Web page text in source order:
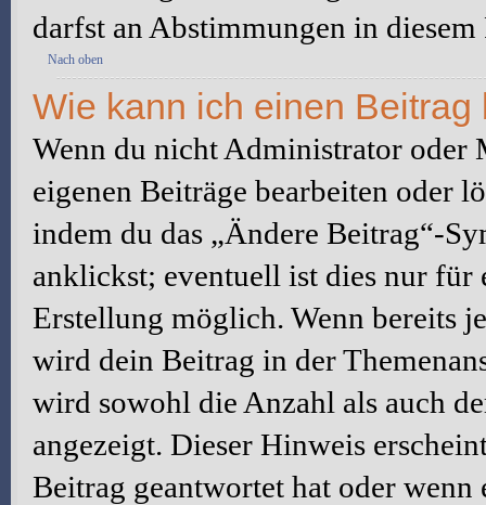
darfst an Abstimmungen in
Nach oben
Wie kann ich einen
Wenn du nicht Administrator oder
eigenen Beiträge bearbeiten oder
indem du das „Ändere Beitrag“-
anklickst; eventuell ist dies nur für
Erstellung möglich. Wenn bereits
wird dein Beitrag in der
wird sowohl die Anzahl als auch
angezeigt. Dieser Hinweis
Beitrag geantwortet hat oder